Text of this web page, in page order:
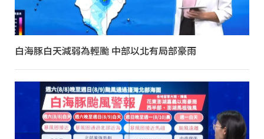
白海豚白天減弱為輕颱 中部以北有局部豪雨